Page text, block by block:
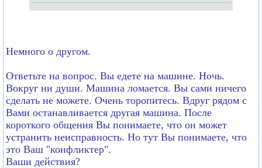
Немного о другом.
Ответьте на вопрос. Вы едете на машине. Ночь.
Вокруг ни души. Машина ломается. Вы сами ничего
сделать не можете. Очень торопитесь. Вдруг рядом с
Вами останавливается другая машина. После
короткого общения Вы понимаете, что он может
устранить неисправность. Но тут Вы понимаете, что
это Ваш "конфликтер".
Ваши действия?